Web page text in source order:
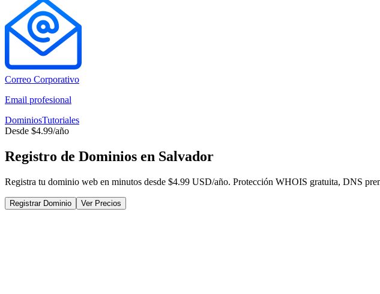
Correo Corporativo
Email profesional
DominiosTutoriales
Desde $4.99/año
Registro de Dominios en Salvador
Registra tu dominio web en minutos desde $4.99 USD/año. Protección WHOIS gratuita, DNS
Registrar Dominio Ver Precios